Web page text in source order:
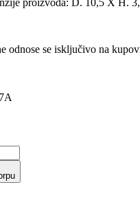
odnose se isključivo na